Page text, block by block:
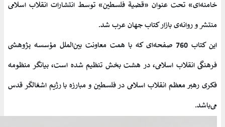
خامنه‌ای» تحت عنوان «قضیة فلسطین» توسط انتشارات انقلاب اسلامی
منتشر و روانه‌ی بازار کتاب جهان عرب شد.
این کتاب 760 صفحه‌ای که با همت معاونت بین‌الملل مؤسسه پژوهشی
فرهنگی انقلاب اسلامی، در هشت بخش تنظیم شده است، بیانگر منظومه
فکری رهبر معظم انقلاب اسلامی در فلسطین و مبارزه با رژیم اشغالگر قدس
می‌باشد.